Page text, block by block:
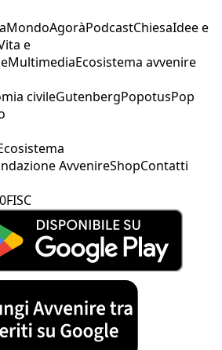
MondoAgoràPodcastChiesaIdee e
e
MultimediaEcosistema avvenire
civileGutenbergPopotusPop
AvvenireShopContatti
FISC